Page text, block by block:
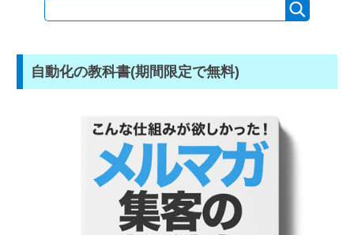
自動化の教科書(期間限定で無料)